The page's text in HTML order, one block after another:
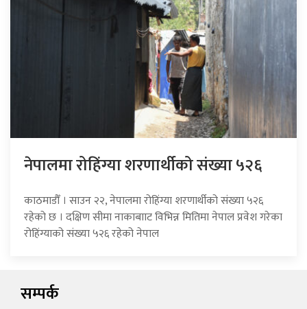
नेपालमा रोहिंग्या शरणार्थीको संख्या ५२६
काठमाडौँ । साउन २२, नेपालमा रोहिंग्या शरणार्थीको संख्या ५२६
रहेको छ । दक्षिण सीमा नाकाबााट विभिन्न मितिमा नेपाल प्रवेश गरेका
रोहिंग्याको संख्या ५२६ रहेको नेपाल
सम्पर्क